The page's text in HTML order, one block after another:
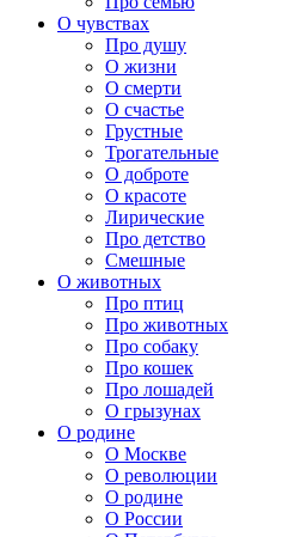
О чувствах
Про душу
О жизни
О смерти
О счастье
Грустные
Трогательные
О доброте
О красоте
Лирические
Про детство
Смешные
О животных
Про птиц
Про животных
Про собаку
Про кошек
Про лошадей
О грызунах
О родине
О Москве
О революции
О родине
О России